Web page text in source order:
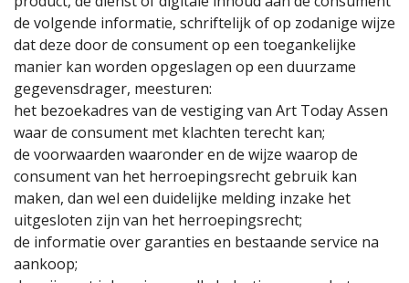
de volgende informatie, schriftelijk of op zodanige wijze
dat deze door de consument op een toegankelijke
manier kan worden opgeslagen op een duurzame
gegevensdrager, meesturen:
het bezoekadres van de vestiging van Art Today Assen
waar de consument met klachten terecht kan;
de voorwaarden waaronder en de wijze waarop de
consument van het herroepingsrecht gebruik kan
maken, dan wel een duidelijke melding inzake het
uitgesloten zijn van het herroepingsrecht;
de informatie over garanties en bestaande service na
aankoop;